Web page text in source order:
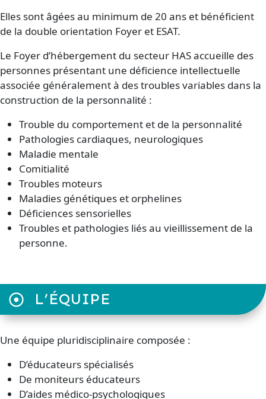
Elles sont âgées au minimum de 20 ans et bénéficient
de la double orientation Foyer et ESAT.
Le Foyer d’hébergement du secteur HAS accueille des
personnes présentant une déficience intellectuelle
associée généralement à des troubles variables dans la
construction de la personnalité :
Trouble du comportement et de la personnalité
Pathologies cardiaques, neurologiques
Maladie mentale
Comitialité
Troubles moteurs
Maladies génétiques et orphelines
Déficiences sensorielles
Troubles et pathologies liés au vieillissement de la
personne.
L’ÉQUIPE
Une équipe pluridisciplinaire composée :
D’éducateurs spécialisés
De moniteurs éducateurs
D’aides médico-psychologiques